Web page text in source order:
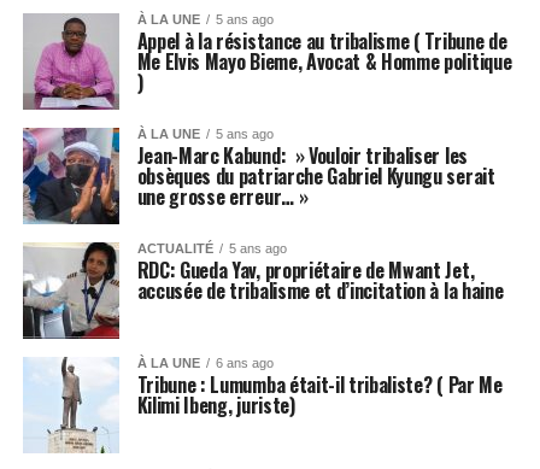
À LA UNE 5 ans ago
Appel à la résistance au tribalisme ( Tribune de
Me Elvis Mayo Bieme, Avocat & Homme politique
)
À LA UNE 5 ans ago
Jean-Marc Kabund: » Vouloir tribaliser les
obsèques du patriarche Gabriel Kyungu serait
une grosse erreur… »
ACTUALITÉ 5 ans ago
RDC: Gueda Yav, propriétaire de Mwant Jet,
accusée de tribalisme et d’incitation à la haine
À LA UNE 6 ans ago
Tribune : Lumumba était-il tribaliste? ( Par Me
Kilimi Ibeng, juriste)